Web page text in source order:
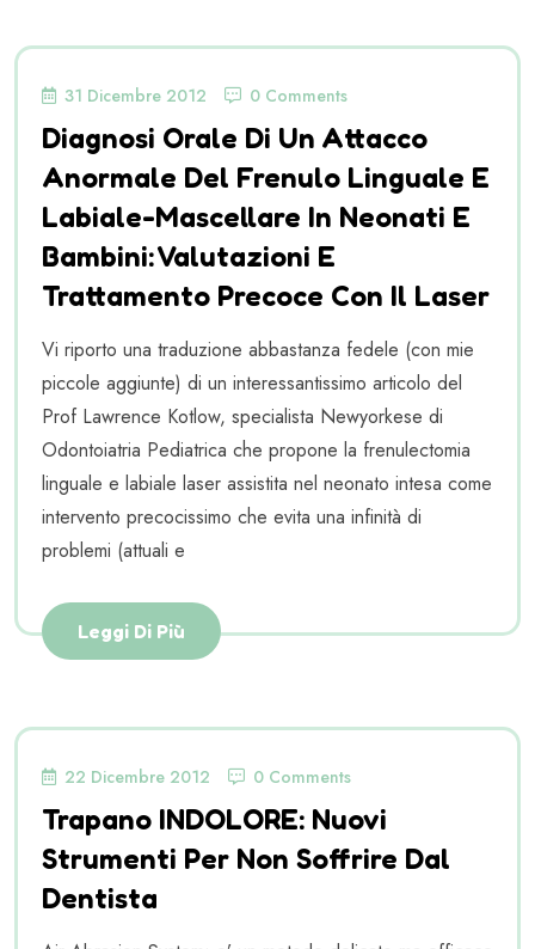
31 Dicembre 2012 0 Comments
Diagnosi Orale Di Un Attacco
Anormale Del Frenulo Linguale E
Labiale-Mascellare In Neonati E
Bambini: Valutazioni E
Trattamento Precoce Con Il Laser
Vi riporto una traduzione abbastanza fedele (con mie
piccole aggiunte) di un interessantissimo articolo del
Prof Lawrence Kotlow, specialista Newyorkese di
Odontoiatria Pediatrica che propone la frenulectomia
linguale e labiale laser assistita nel neonato intesa come
intervento precocissimo che evita una infinità di
problemi (attuali e
Leggi Di Più
22 Dicembre 2012 0 Comments
Trapano INDOLORE: Nuovi
Strumenti Per Non Soffrire Dal
Dentista